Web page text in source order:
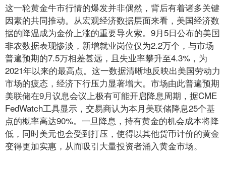
这一轮黄金牛市行情的爆发并非偶然，背后有着诸多关键
因素的共同推动。从宏观经济数据层面来看，美国经济数
据的降温成为金价上涨的重要导火索。9月5日公布的美国
非农数据表现惨淡，新增就业岗位仅为2.2万个，与市场
普遍预期的7.5万相差甚远，且失业率攀升至4.3%，为
2021年以来的最高点。这一数据清晰地反映出美国劳动力
市场的疲态，经济下行压力显著增大。市场由此普遍预期
美联储在9月议息会议上极有可能开启降息周期，据CME
FedWatch工具显示，交易商认为本月美联储降息25个基
点的概率高达90%。一旦降息，持有黄金的机会成本将降
低，同时美元也会受到打压，使得以其他货币计价的黄金
变得更加实惠，从而吸引大量投资者涌入黄金市场。